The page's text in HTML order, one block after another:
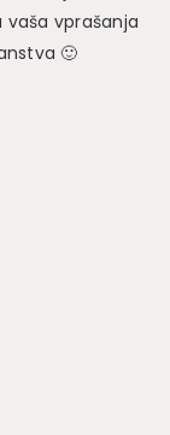
vprašanja
🙂